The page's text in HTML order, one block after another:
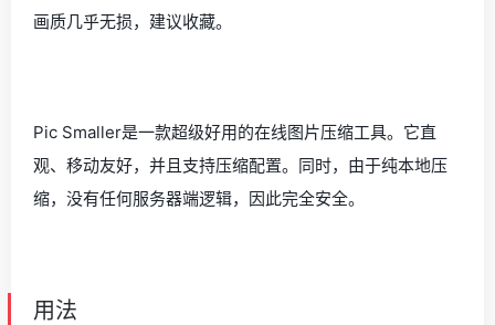
画质几乎无损，建议收藏。
Pic Smaller是一款超级好用的在线图片压缩工具。它直
观、移动友好，并且支持压缩配置。同时，由于纯本地压
缩，没有任何服务器端逻辑，因此完全安全。
用法